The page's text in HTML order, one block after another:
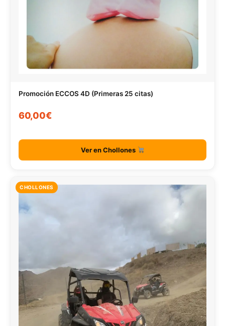
Promoción ECCOS 4D (Primeras 25 citas)
60,00€
Ver en Chollones
CHOLLONES